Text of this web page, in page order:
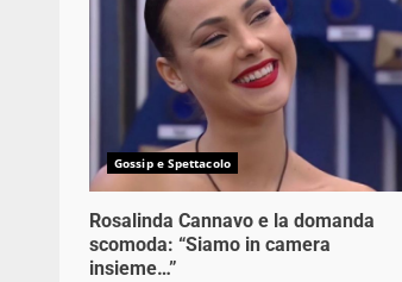
Gossip e Spettacolo
Rosalinda Cannavo e la domanda
scomoda: “Siamo in camera
insieme…”